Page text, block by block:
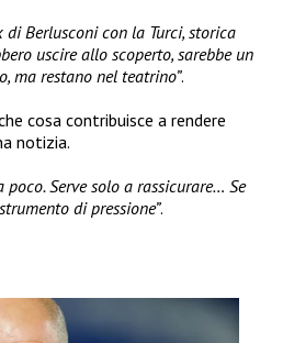
di Berlusconi con la Turci, storica
uscire allo scoperto, sarebbe un
ma restano nel teatrino”.
cosa contribuisce a rendere
notizia.
poco. Serve solo a rassicurare… Se
di pressione”.